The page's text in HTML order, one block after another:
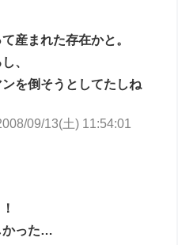
産まれた存在かと。
、
を倒そうとしてたしね
09/13(土) 11:54:01
かった…